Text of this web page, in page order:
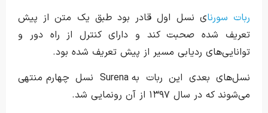
ربات سورنای نسل اول قادر بود طبق یک متن از پیش
تعریف شده صحبت کند و دارای کنترل از راه دور و
توانایی‌های ردیابی مسیر از پیش تعریف شده بود.
نسل‌های بعدی این ربات به Surena نسل چهارم منتهی
می‌شوند که در سال ۱۳۹۷ از آن رونمایی شد.